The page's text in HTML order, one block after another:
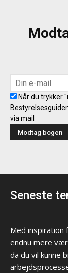
Når du trykker
via mail
Seneste
Med inspiration
endnu mere
da du vil kunne